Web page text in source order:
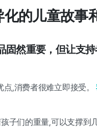
的儿童故事
固然重要，但让支
点,消费者很难立即接受。
子们的重量,可以支撑到